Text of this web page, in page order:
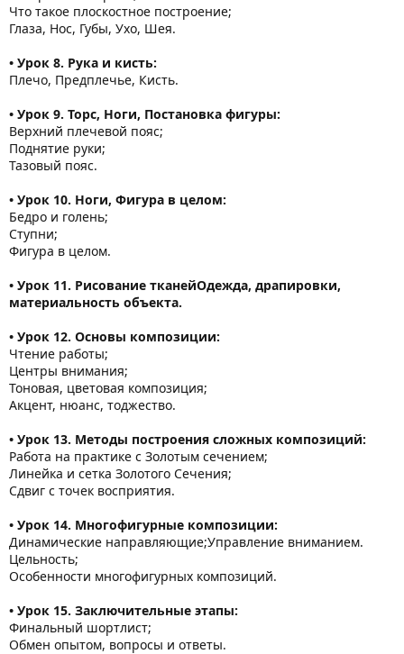
Что такое плоскостное построение;
Глаза, Нос, Губы, Ухо, Шея.
• Урок 8. Рука и кисть:
Плечо, Предплечье, Кисть.
• Урок 9. Торс, Ноги, Постановка фигуры:
Верхний плечевой пояс;
Поднятие руки;
Тазовый пояс.
• Урок 10. Ноги, Фигура в целом:
Бедро и голень;
Ступни;
Фигура в целом.
• Урок 11. Рисование тканейОдежда, драпировки,
материальность объекта.
• Урок 12. Основы композиции:
Чтение работы;
Центры внимания;
Тоновая, цветовая композиция;
Акцент, нюанс, тоджество.
• Урок 13. Методы построения сложных композиций:
Работа на практике с Золотым сечением;
Линейка и сетка Золотого Сечения;
Сдвиг с точек восприятия.
• Урок 14. Многофигурные композиции:
Динамические направляющие;Управление вниманием.
Цельность;
Особенности многофигурных композиций.
• Урок 15. Заключительные этапы:
Финальный шортлист;
Обмен опытом, вопросы и ответы.